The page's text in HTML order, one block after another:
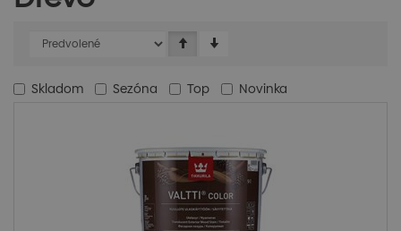
Skladom Sezóna Top Novinka